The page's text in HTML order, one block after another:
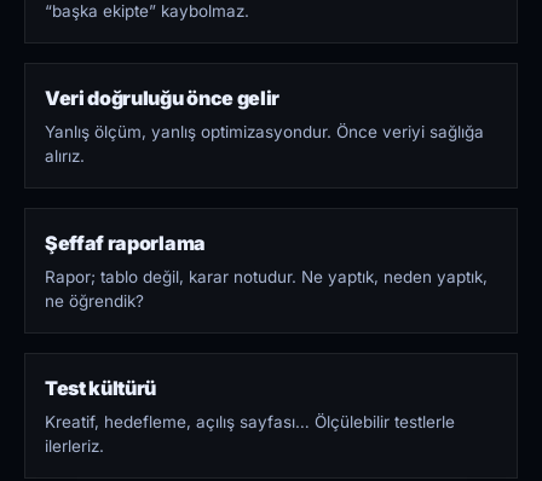
“başka ekipte” kaybolmaz.
Veri doğruluğu önce gelir
Yanlış ölçüm, yanlış optimizasyondur. Önce veriyi sağlığa
alırız.
Şeffaf raporlama
Rapor; tablo değil, karar notudur. Ne yaptık, neden yaptık,
ne öğrendik?
Test kültürü
Kreatif, hedefleme, açılış sayfası… Ölçülebilir testlerle
ilerleriz.